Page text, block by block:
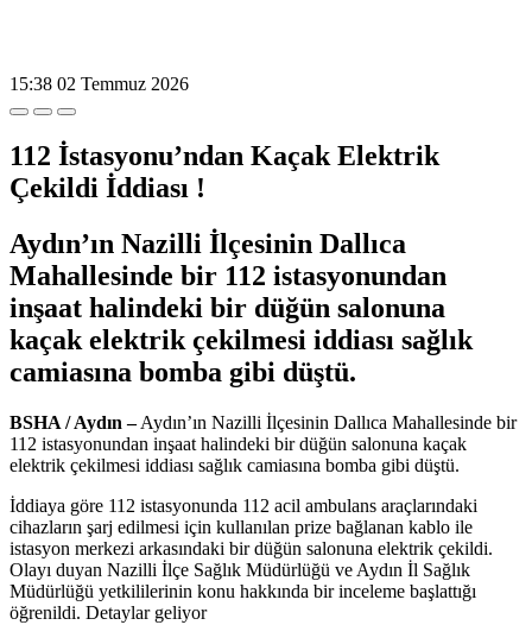
15:38 02 Temmuz 2026
112 İstasyonu’ndan Kaçak Elektrik
Çekildi İddiası !
Aydın’ın Nazilli İlçesinin Dallıca
Mahallesinde bir 112 istasyonundan
inşaat halindeki bir düğün salonuna
kaçak elektrik çekilmesi iddiası sağlık
camiasına bomba gibi düştü.
BSHA / Aydın –Aydın’ın Nazilli İlçesinin Dallıca Mahallesinde bir
112 istasyonundan inşaat halindeki bir düğün salonuna kaçak
elektrik çekilmesi iddiası sağlık camiasına bomba gibi düştü.
İddiaya göre 112 istasyonunda 112 acil ambulans araçlarındaki
cihazların şarj edilmesi için kullanılan prize bağlanan kablo ile
istasyon merkezi arkasındaki bir düğün salonuna elektrik çekildi.
Olayı duyan Nazilli İlçe Sağlık Müdürlüğü ve Aydın İl Sağlık
Müdürlüğü yetkililerinin konu hakkında bir inceleme başlattığı
öğrenildi. Detaylar geliyor